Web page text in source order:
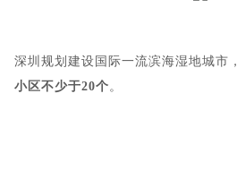
深圳规划建设国际一流滨海湿地城市，
小区不少于20个。